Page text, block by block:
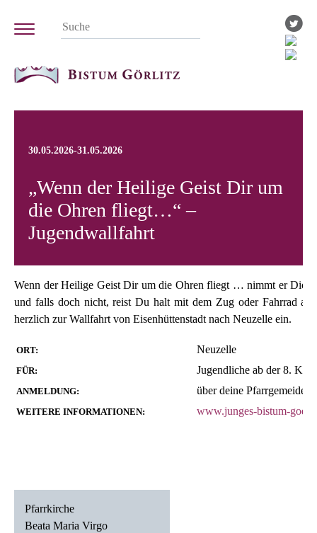
30.05.2026-31.05.2026
„Wenn der Heilige Geist Dir um
die Ohren fliegt…“ –
Jugendwallfahrt
Wenn der Heilige Geist Dir um die Ohren fliegt … nimmt er
und falls doch nicht, reist Du halt mit dem Zug oder Fahrrad
herzlich zur Wallfahrt von Eisenhüttenstadt nach Neuzelle ein.
ORT: Neuzelle
FÜR: Jugendliche ab der 8.
ANMELDUNG: über deine Pfarrgemeide
WEITERE INFORMATIONEN: www.junges-bistum-
Pfarrkirche
Beata Maria Virgo